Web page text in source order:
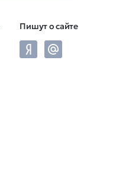
Пишут о сайте